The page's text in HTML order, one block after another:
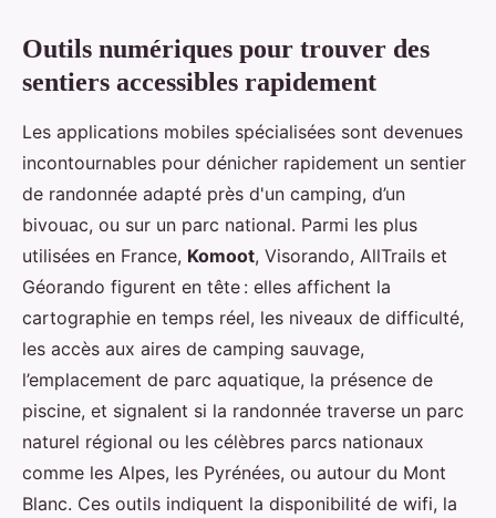
Outils numériques pour trouver des
sentiers accessibles rapidement
Les applications mobiles spécialisées sont devenues
incontournables pour dénicher rapidement un sentier
de randonnée adapté près d'un camping, d’un
bivouac, ou sur un parc national. Parmi les plus
utilisées en France, Komoot, Visorando, AllTrails et
Géorando figurent en tête : elles affichent la
cartographie en temps réel, les niveaux de difficulté,
les accès aux aires de camping sauvage,
l’emplacement de parc aquatique, la présence de
piscine, et signalent si la randonnée traverse un parc
naturel régional ou les célèbres parcs nationaux
comme les Alpes, les Pyrénées, ou autour du Mont
Blanc. Ces outils indiquent la disponibilité de wifi, la